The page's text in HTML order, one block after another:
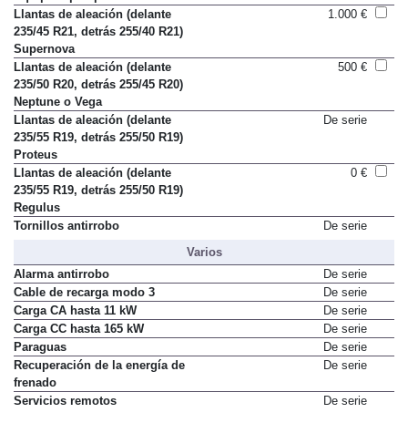
Equipo reparapinchazos
De serie
Llantas de aleación (delante
235/45 R21, detrás 255/40 R21)
Supernova
Llantas de aleación (delante
235/50 R20, detrás 255/45 R20)
Neptune o Vega
Llantas de aleación (delante
235/55 R19, detrás 255/50 R19)
Proteus
Llantas de aleación (delante
235/55 R19, detrás 255/50 R19)
Regulus
Varios
Alarma antirrobo
De serie
Cable de recarga modo 3
De serie
Carga CA hasta 11 kW
De serie
Carga CC hasta 165 kW
De serie
Paraguas
De serie
Recuperación de la energía de
frenado